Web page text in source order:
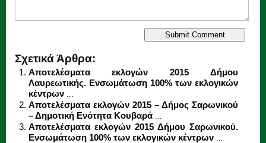
Σχετικά Άρθρα:
Αποτελέσματα εκλογών 2015 Δήμου
Λαυρεωτικής. Ενσωμάτωση 100% των εκλογικών
κέντρων
Αποτελέσματα εκλογών 2015 – Δήμος Σαρωνικού
– Δημοτική Ενότητα Κουβαρά
Αποτελέσματα εκλογών 2015 Δήμου Σαρωνικού.
Ενσωμάτωση 100% των εκλογικών κέντρων